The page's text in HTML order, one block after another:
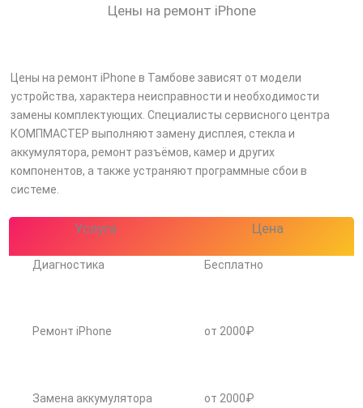
Цены на ремонт iPhone
Цены на ремонт iPhone в Тамбове зависят от модели
устройства, характера неисправности и необходимости
замены комплектующих. Специалисты сервисного центра
КОМПМАСТЕР выполняют замену дисплея, стекла и
аккумулятора, ремонт разъёмов, камер и других
компонентов, а также устраняют программные сбои в
системе.
Услуга Цена
Диагностика Бесплатно
Ремонт iPhone от 2000₽
Замена аккумулятора
от 2000₽